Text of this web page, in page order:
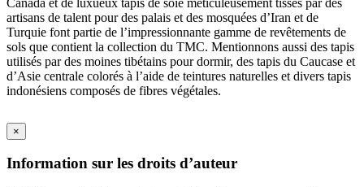
artisans de talent pour des palais et des mosquées d’Iran et de
Turquie font partie de l’impressionnante gamme de revêtements de
sols que contient la collection du TMC. Mentionnons aussi des tapis
utilisés par des moines tibétains pour dormir, des tapis du Caucase et
d’Asie centrale colorés à l’aide de teintures naturelles et divers tapis
indonésiens composés de fibres végétales.
×
Information sur les droits d’auteur